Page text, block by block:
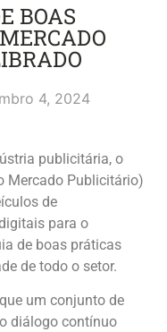
BOAS
4, 2024
publicitária, o
Mercado Publicitário)
de
para o
de boas práticas
de todo o setor.
um conjunto de
diálogo contínuo